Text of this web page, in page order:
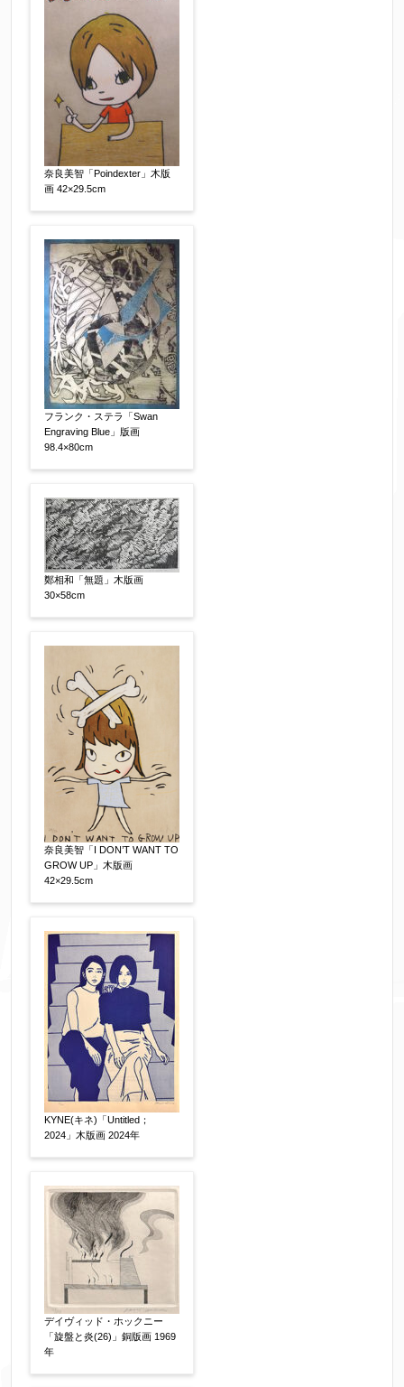
奈良美智「Poindexter」木版
画 42×29.5cm
フランク・ステラ「Swan
Engraving Blue」版画
98.4×80cm
鄭相和「無題」木版画
30×58cm
奈良美智「I DON’T WANT TO
GROW UP」木版画
42×29.5cm
KYNE(キネ)「Untitled；
2024」木版画 2024年
デイヴィッド・ホックニー
「旋盤と炎(26)」銅版画 1969
年